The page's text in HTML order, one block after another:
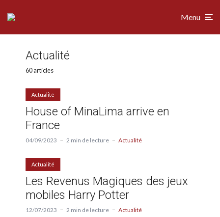
Menu
Actualité
60 articles
Actualité
House of MinaLima arrive en
France
04/09/2023 2 min de lecture Actualité
Actualité
Les Revenus Magiques des jeux
mobiles Harry Potter
12/07/2023 2 min de lecture Actualité